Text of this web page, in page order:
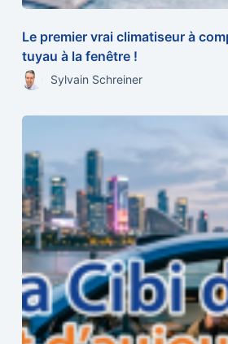
Le premier vrai climatiseur à
tuyau à la fenêtre !
Sylvain Schreiner